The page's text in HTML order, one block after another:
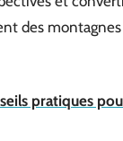
des montagnes
pratiques